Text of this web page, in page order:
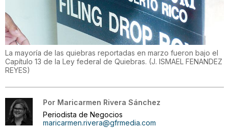
La mayoría de las quiebras reportadas en marzo fueron bajo el
Capítulo 13 de la Ley federal de Quiebras. (J. ISMAEL FENANDEZ
REYES)
Por Maricarmen Rivera Sánchez
Periodista de Negocios
maricarmen.rivera@gfrmedia.com